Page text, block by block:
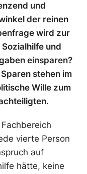
und
der reinen
wird zur
und
einsparen?
stehen im
Wille zum
vierte Person
auf
hätte, keine